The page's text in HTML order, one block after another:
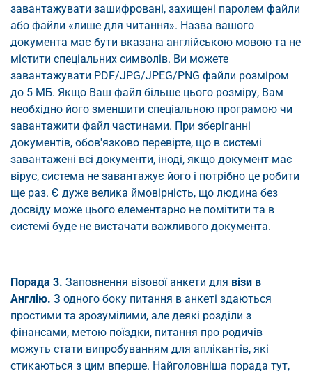
завантажувати зашифровані, захищені паролем файли
або файли «лише для читання». Назва вашого
документа має бути вказана англійською мовою та не
містити спеціальних символів. Ви можете
завантажувати PDF/JPG/JPEG/PNG файли розміром
до 5 МБ. Якщо Ваш файл більше цього розміру, Вам
необхідно його зменшити спеціальною програмою чи
завантажити файл частинами. При зберіганні
документів, обов'язково перевірте, що в системі
завантажені всі документи, іноді, якщо документ має
вірус, система не завантажує його і потрібно це робити
ще раз. Є дуже велика ймовірність, що людина без
досвіду може цього елементарно не помітити та в
системі буде не вистачати важливого документа.
Порада 3. Заповнення візової анкети для візи в
Англію. З одного боку питання в анкеті здаються
простими та зрозумілими, але деякі розділи з
фінансами, метою поїздки, питання про родичів
можуть стати випробуванням для аплікантів, які
стикаються з цим вперше. Найголовніша порада тут,